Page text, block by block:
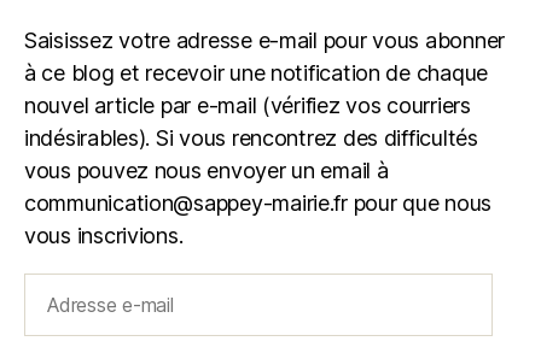
Saisissez votre adresse e-mail pour vous abonner
à ce blog et recevoir une notification de chaque
nouvel article par e-mail (vérifiez vos courriers
indésirables). Si vous rencontrez des difficultés
vous pouvez nous envoyer un email à
communication@sappey-mairie.fr pour que nous
vous inscrivions.